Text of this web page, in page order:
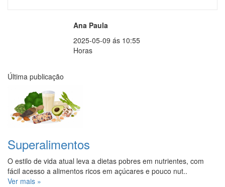
Ana Paula
2025-05-09 ás 10:55
Horas
Última publicação
Superalimentos
O estilo de vida atual leva a dietas pobres em nutrientes, com
fácil acesso a alimentos ricos em açúcares e pouco nut..
Ver mais »